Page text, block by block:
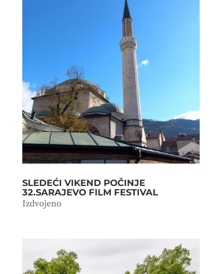
SLEDEĆI VIKEND POČINJE
32.SARAJEVO FILM FESTIVAL
Izdvojeno